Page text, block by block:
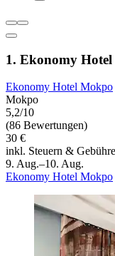
1. Ekonomy
Ekonomy Hotel Mokpo
Mokpo
5,2/10
(86 Bewertungen)
30 €
inkl. Steuern &
9. Aug.–10. Aug.
Ekonomy Hotel Mokpo